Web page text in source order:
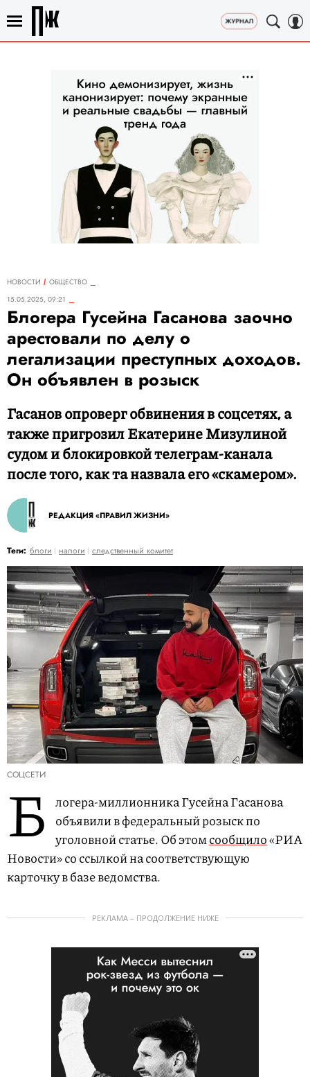
НОВОСТИ
ОБЩЕСТВО
15.05.2025, 09:21
Блогера Гусейна Гасанова заочно
арестовали по делу о
легализации преступных доходов.
Он объявлен в розыск
Гасанов опроверг обвинения в соцсетях, а
также пригрозил Екатерине Мизулиной
судом и блокировкой телеграм-канала
после того, как та назвала его «скамером».
РЕДАКЦИЯ «ПРАВИЛ ЖИЗНИ»
Теги: блоги налоги следственный комитет
СОЦСЕТИ
Б
логера-миллионника Гусейна Гасанова
объявили в федеральный розыск по
уголовной статье. Об этомсообщило«РИА
Новости» со ссылкой на соответствующую
карточку в базе ведомства.
РЕКЛАМА – ПРОДОЛЖЕНИЕ НИЖЕ